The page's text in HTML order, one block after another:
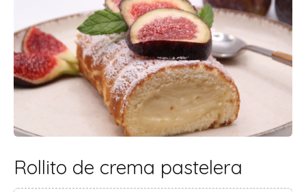
Rollito de crema pastelera